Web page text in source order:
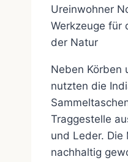
Ureinwohner
Werkzeuge für
der Natur
Neben Körben
nutzten die
Traggestelle
und Leder. Die
nachhaltig